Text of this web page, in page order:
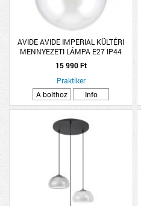
AVIDE AVIDE IMPERIAL KÜLTÉRI
MENNYEZETI LÁMPA E27 IP44
24X24X22CM ANTIK FEHÉR
15 990 Ft
Praktiker
A bolthoz
Info